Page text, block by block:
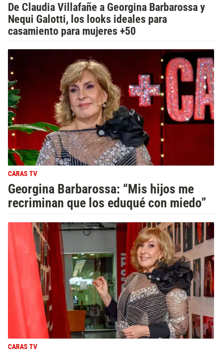
De Claudia Villafañe a Georgina Barbarossa y
Nequi Galotti, los looks ideales para
casamiento para mujeres +50
CARAS TV
Georgina Barbarossa: “Mis hijos me
recriminan que los eduqué con miedo”
CARAS TV